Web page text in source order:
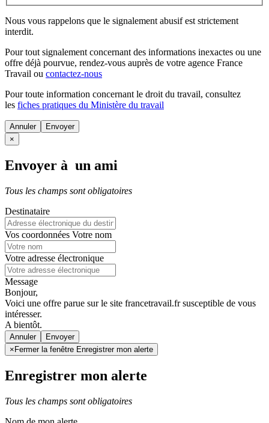
Nous vous rappelons que le signalement abusif est strictement
interdit.
Pour tout signalement concernant des informations inexactes ou une
offre déjà pourvue, rendez-vous auprès de votre agence France
Travail ou contactez-nous
Pour toute information concernant le droit du travail, consultez
les fiches pratiques du Ministère du travail
Annuler
×
Envoyer à un ami
Tous les champs sont obligatoires
Destinataire
Vos coordonnées Votre nom
Votre adresse électronique
Message
Bonjour,
Voici une offre parue sur le site francetravail.fr susceptible de vous
intéresser.
A bientôt.
Annuler
× Fermer la fenêtre Enregistrer mon alerte
Enregistrer mon alerte
Tous les champs sont obligatoires